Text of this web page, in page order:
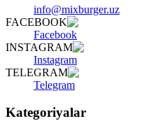
info@mixburger.uz
FACEBOOK
Facebook
INSTAGRAM
Instagram
TELEGRAM
Telegram
Kategoriyalar